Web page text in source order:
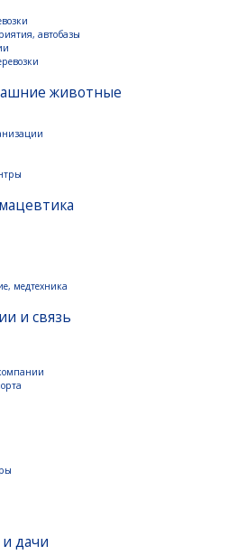
автобазы
животные
медтехника
и связь
дачи